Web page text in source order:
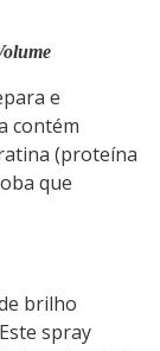
e
contém
(proteína
que
brilho
spray